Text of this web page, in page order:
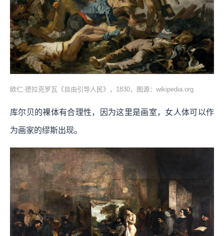
欧仁·德拉克罗瓦《自由引导人民》，1830，图源：wikipedia.org
库尔贝的裸体有合理性，因为这里是画室，女人体可以作
为画家的缪斯出现。